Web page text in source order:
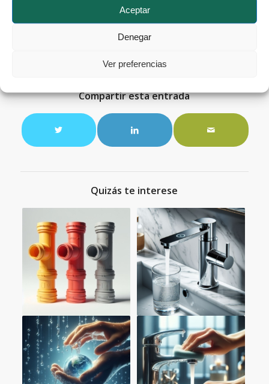
Aceptar
Denegar
Ver preferencias
ABRIL 8, 2024 POR
AGUA, GRIFO,SEGURIDAD
Compartir esta entrada
Quizás te interese